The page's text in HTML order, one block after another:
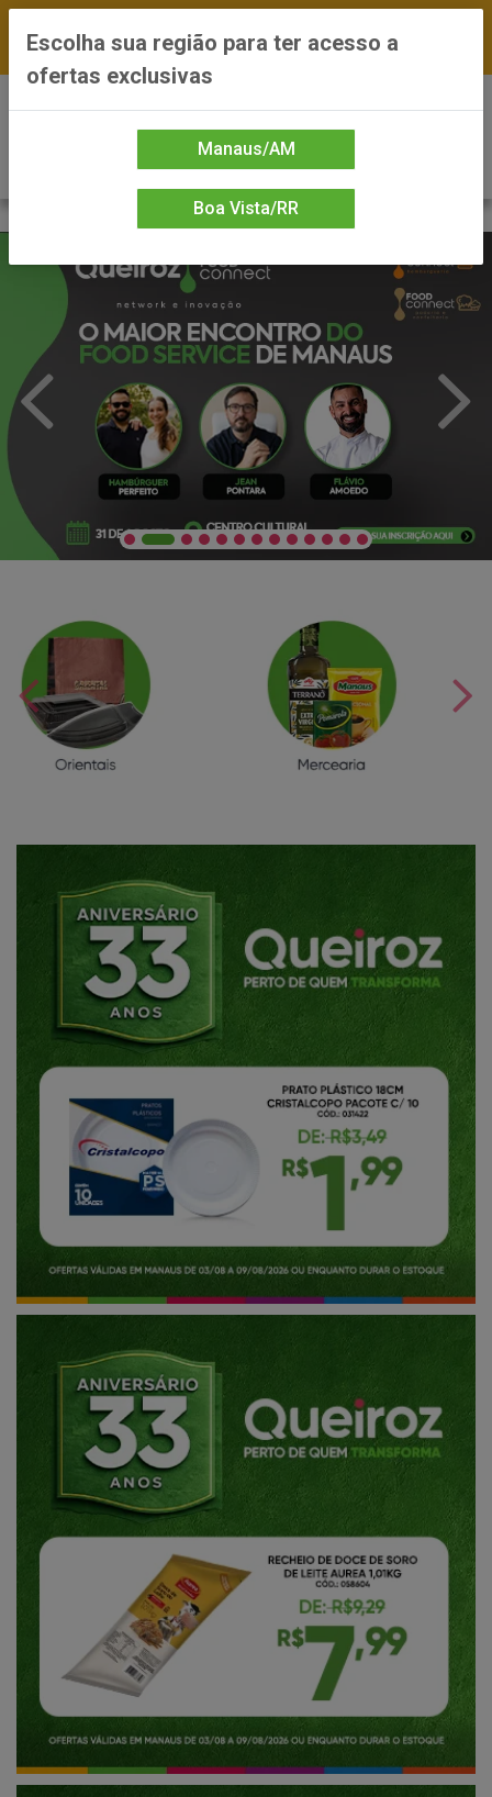
*Preços exclusivos do site — Entrega em até 24h
Escolha sua região para ter acesso a
ofertas exclusivas
Manaus/AM
Boa Vista/RR